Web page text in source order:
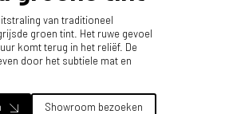
van traditioneel
groen tint. Het ruwe gevoel
komt terug in het reliëf. De
door het subtiele mat en
Showroom bezoeken